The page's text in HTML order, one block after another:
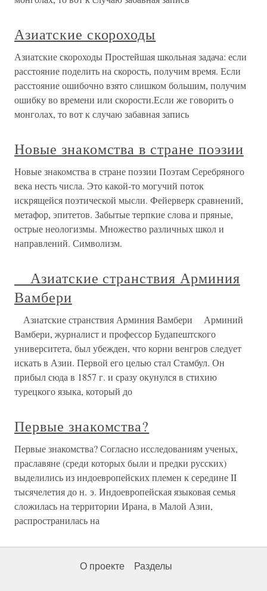
Азиатские скороходы
Азиатские скороходы Простейшая школьная задача: если
расстояние поделить на скорость, получим время. Если
расстояние ошибочно взято слишком большим, получим
ошибку во времени или скорости.Если же говорить о
монголах, то вот к случаю забавная запись
Новые знакомства в стране поэзии
Новые знакомства в стране поэзии Поэтам Серебряного
века несть числа. Это какой-то могучий поток
искрящейся поэтической мысли. Фейерверк сравнений,
метафор, эпитетов. Забытые терпкие слова и пряные,
острые неологизмы. Множество различных школ и
направлений. Символизм.
Азиатские странствия Арминия
Вамбери
Азиатские странствия Арминия Вамбери Арминий
Вамбери, журналист и профессор Будапештского
университета, был убежден, что корни венгров следует
искать в Азии. Первой его целью стал Стамбул. Он
прибыл сюда в 1857 г. и сразу окунулся в стихию
турецкого языка, который до
Первые знакомства?
Первые знакомства? Согласно исследованиям ученых,
праславяне (среди которых были и предки русских)
выделились из индоевропейских племен к середине II
тысячелетия до н. э. Индоевропейская языковая семья
сложилась на территории Ирана, в Малой Азии,
распространилась на
О проекте Разделы